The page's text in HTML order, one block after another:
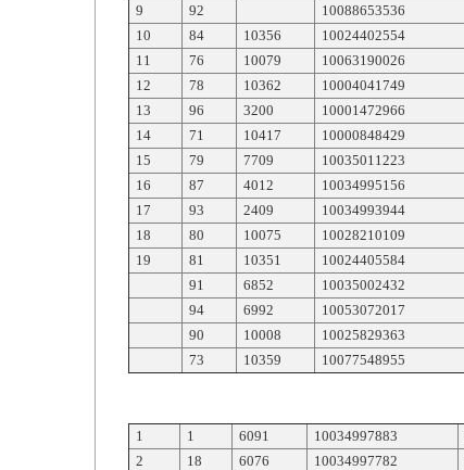
9
92 10088653536
10
84 10356 10024402554
11
76 10079 10063190026
12
78 10362 10004041749
13
96 3200 10001472966
14
71 10417 10000848429
15
79 7709 10035011223
16
87 4012 10034995156
17
93 2409 10034993944
18
80 10075 10028210109
19
81 10351 10024405584
91
6852 10035002432
94
6992 10053072017
90
10008 10025829363
73
10359 10077548955
1 1 6091 10034997883
2
18 6076 10034997782